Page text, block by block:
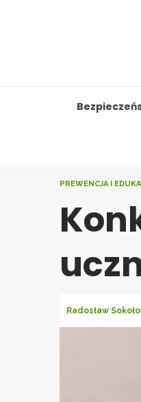
PREWENCJA I
Radosław